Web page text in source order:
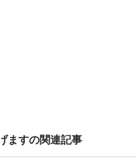
ますの関連記事